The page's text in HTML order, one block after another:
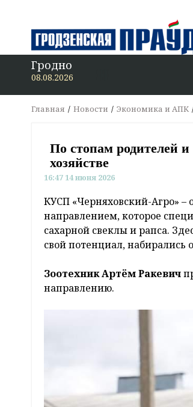
Гродно
08.08.2026
Главная Новости Экономика и АПК
По стопам родителей
хозяйстве
16:47 14 июня 2026
КУСП «Черняховский-Агро» –
направлением, которое
сахарной свеклы и рапса.
свой потенциал,
Зоотехник Артём Ракевич
направлению.